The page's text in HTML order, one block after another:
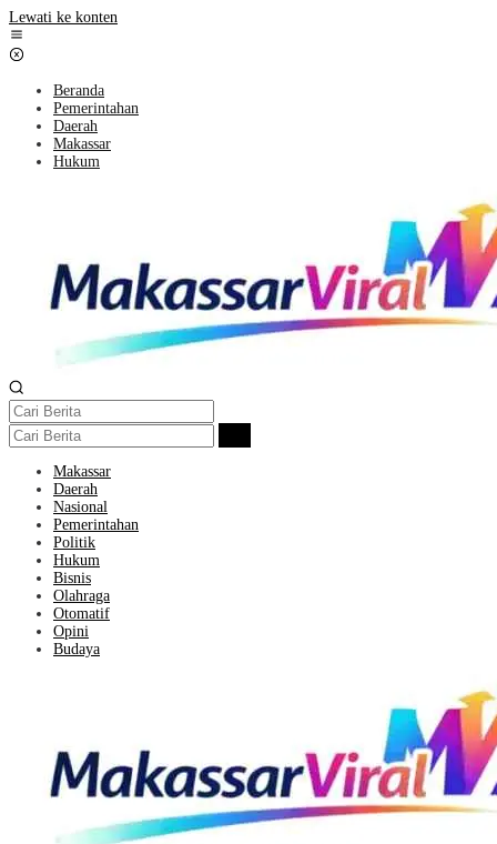
Lewati ke konten
Beranda
Pemerintahan
Daerah
Makassar
Hukum
Makassar
Daerah
Nasional
Pemerintahan
Politik
Hukum
Bisnis
Olahraga
Otomatif
Opini
Budaya